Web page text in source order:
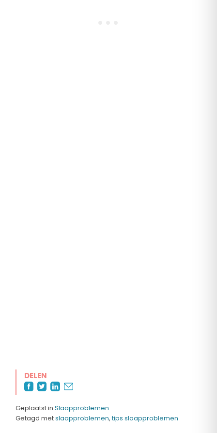
DELEN
Geplaatst in Slaapproblemen
Getagd metslaapproblemen, tips slaapproblemen